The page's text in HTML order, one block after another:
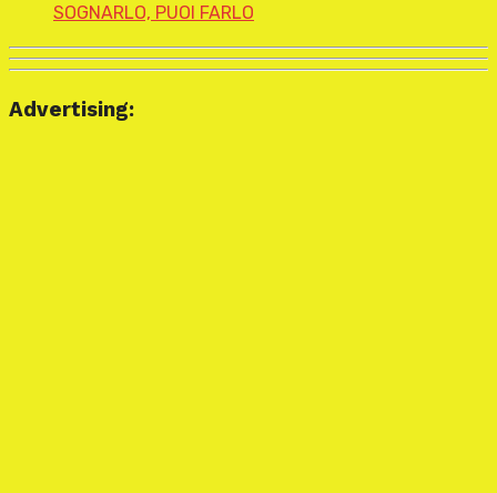
SOGNARLO, PUOI FARLO
Advertising: